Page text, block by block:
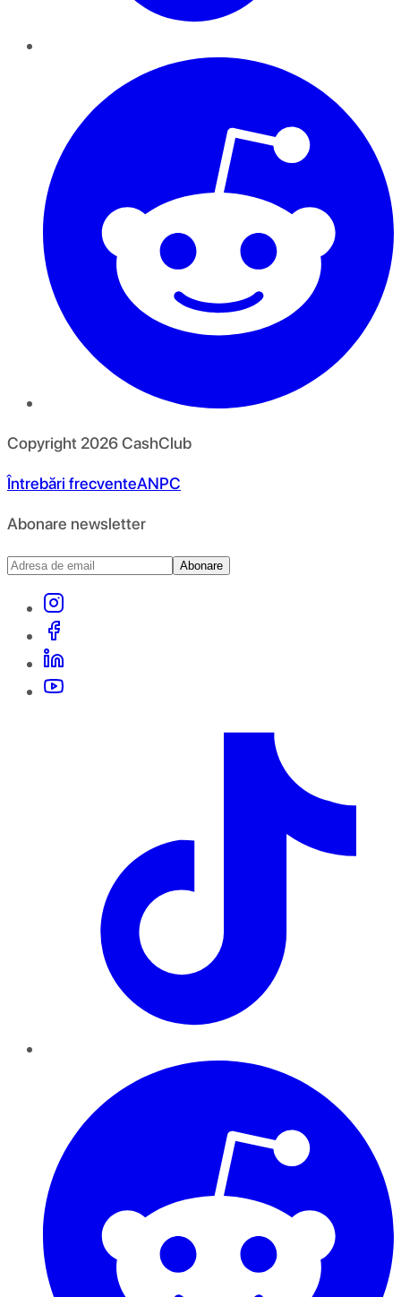
Copyright 2026CashClub
Întrebări frecventeANPC
Abonare newsletter
Abonare